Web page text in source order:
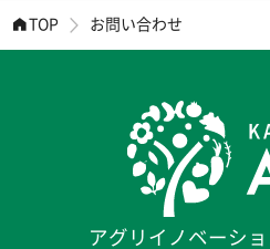
TOP お問い合わせ
アグリイノベーシ